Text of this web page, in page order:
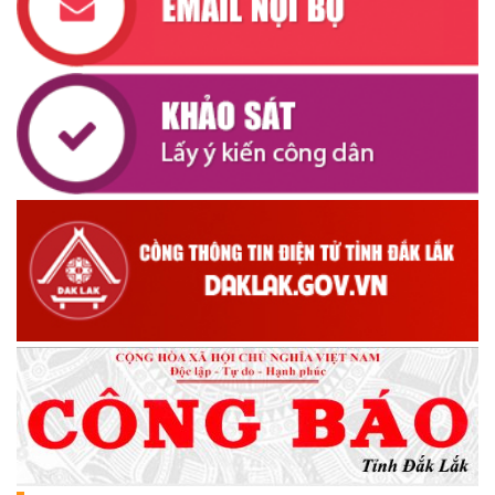
UBND XÃ CƯ M’TA CÔNG KHAI DANH MỤC THỦ TỤC HÀNH
CHÍNH THỰC HIỆN MỘT PHẦN
(30/07/2026)
CÔNG KHAI DANH MỤC THỦ TỤC HÀNH CHÍNH THỰC HIỆN
TOÀN TRÌNH THUỘC THẨM QUYỀN GIẢI QUYẾT CỦA UBND XÃ
CƯ M’TA
(30/07/2026)
TẬP HUẤN NÂNG CAO KỸ NĂNG TƯ VẤN KHỞI SỰ KINH DOANH
VÀ ĐIỀU HÀNH HOẠT ĐỘNG NHÓM NĂM 2026
(21/07/2026)
ĐẢNG ỦY XÃ CƯ M’TA CÔNG BỐ CÁC QUYẾT ĐỊNH VỀ CÔNG
TÁC CÁN BỘ
(21/07/2026)
ĐIỂM TỰA PHÁT TRIỂN KINH TẾ CỦA THANH NIÊN XÃ CƯ M’TA